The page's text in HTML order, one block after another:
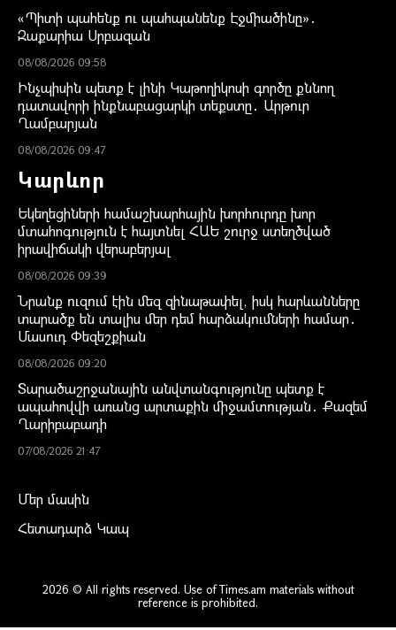
«Պիտի պահենք ու պահպանենք Էջմիածինը»․
Զաքարիա Սրբազան
08/08/2026 09:58
Ինչպիսին պետք է լինի Կաթողիկոսի գործը քննող
դատավորի ինքնաբացարկի տեքստը․ Արթուր
Ղամբարյան
08/08/2026 09:47
Կարևոր
Եկեղեցիների համաշխարհային խորհուրդը խոր
մտահոգություն է հայտնել ՀԱԵ շուրջ ստեղծված
իրավիճակի վերաբերյալ
08/08/2026 09:39
Նրանք ուզում էին մեզ զինաթափել, իսկ հարևանները
տարածք են տալիս մեր դեմ հարձակումների համար․
Մասուդ Փեզեշքիան
08/08/2026 09:20
Տարածաշրջանային անվտանգությունը պետք է
ապահովվի առանց արտաքին միջամտության․ Քազեմ
Ղարիբաբադի
07/08/2026 21:47
Մեր մասին
Հետադարձ Կապ
2026 © All rights reserved. Use of Times.am materials without
reference is prohibited.